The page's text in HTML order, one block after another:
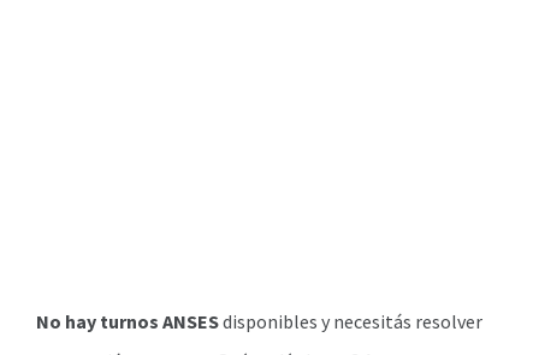
No hay turnos ANSESdisponibles y necesitás resolver